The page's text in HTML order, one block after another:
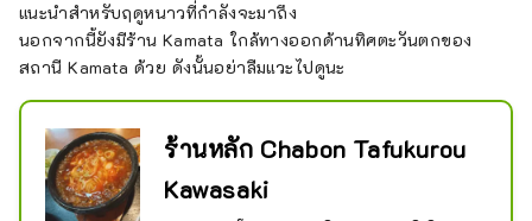
แนะนำสำหรับฤดูหนาวที่กำลังจะมาถึง
นอกจากนี้ยังมีร้าน Kamata ใกล้ทางออกด้านทิศตะวันตกของ
สถานี Kamata ด้วย ดังนั้นอย่าลืมแวะไปดูนะ
ร้านหลัก Chabon Tafukurou
Kawasaki